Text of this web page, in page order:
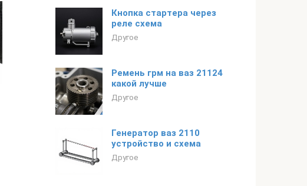
Кнопка стартера через
реле схема
Другое
Ремень грм на ваз 21124
какой лучше
Другое
Генератор ваз 2110
устройство и схема
Другое